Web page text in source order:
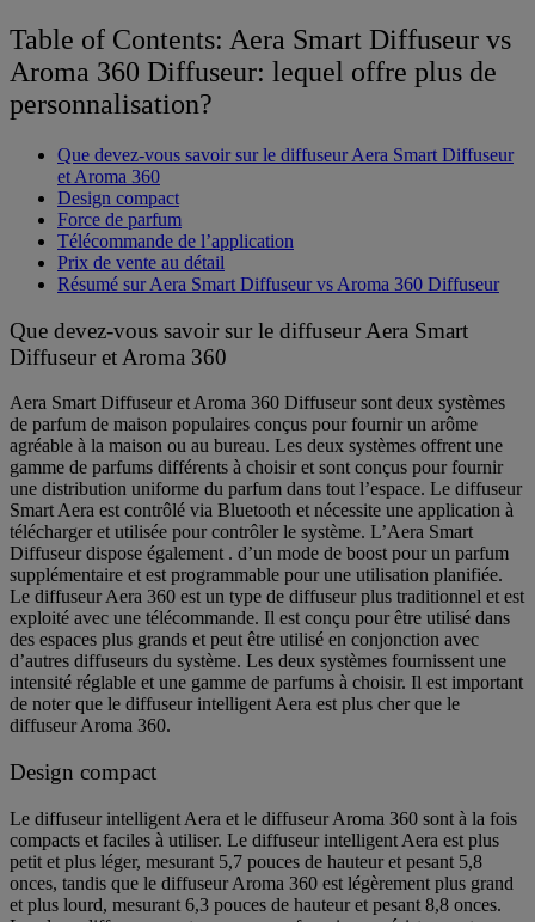
Table of Contents: Aera Smart Diffuseur vs
Aroma 360 Diffuseur: lequel offre plus de
personnalisation?
Que devez-vous savoir sur le diffuseur Aera Smart Diffuseur
et Aroma 360
Design compact
Force de parfum
Télécommande de l’application
Prix ​​de vente au détail
Résumé sur Aera Smart Diffuseur vs Aroma 360 Diffuseur
Que devez-vous savoir sur le diffuseur Aera Smart
Diffuseur et Aroma 360
Aera Smart Diffuseur et Aroma 360 Diffuseur sont deux systèmes
de parfum de maison populaires conçus pour fournir un arôme
agréable à la maison ou au bureau. Les deux systèmes offrent une
gamme de parfums différents à choisir et sont conçus pour fournir
une distribution uniforme du parfum dans tout l’espace. Le diffuseur
Smart Aera est contrôlé via Bluetooth et nécessite une application à
télécharger et utilisée pour contrôler le système. L’Aera Smart
Diffuseur dispose également . d’un mode de boost pour un parfum
supplémentaire et est programmable pour une utilisation planifiée.
Le diffuseur Aera 360 est un type de diffuseur plus traditionnel et est
exploité avec une télécommande. Il est conçu pour être utilisé dans
des espaces plus grands et peut être utilisé en conjonction avec
d’autres diffuseurs du système. Les deux systèmes fournissent une
intensité réglable et une gamme de parfums à choisir. Il est important
de noter que le diffuseur intelligent Aera est plus cher que le
diffuseur Aroma 360.
Design compact
Le diffuseur intelligent Aera et le diffuseur Aroma 360 sont à la fois
compacts et faciles à utiliser. Le diffuseur intelligent Aera est plus
petit et plus léger, mesurant 5,7 pouces de hauteur et pesant 5,8
onces, tandis que le diffuseur Aroma 360 est légèrement plus grand
et plus lourd, mesurant 6,3 pouces de hauteur et pesant 8,8 onces.